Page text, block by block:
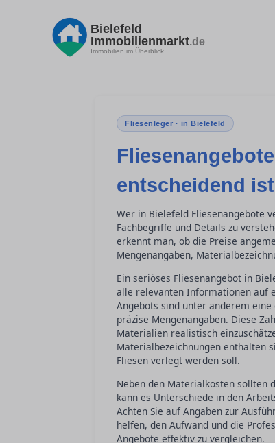
Bielefeld
Immobilienmarkt.de
Immobilien im Überblick
Fliesenleger · in Bielefeld
entscheidend ist
Wer in Bielefeld Fliesenangebote
Fachbegriffe und Details zu
erkennt man, ob die Preise
Mengenangaben,
Ein seriöses Fliesenangebot in
alle relevanten Informationen auf
Angebots sind unter anderem
präzise Mengenangaben. Diese
Materialien realistisch
Materialbezeichnungen enthalten
Fliesen verlegt werden soll.
Neben den Materialkosten
kann es Unterschiede in den
Achten Sie auf Angaben zur
helfen, den Aufwand und die
Angebote effektiv zu vergleichen.